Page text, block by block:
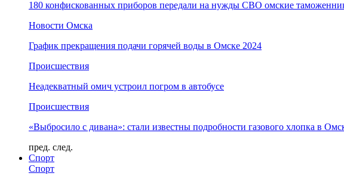
180 конфискованных приборов передали на нужды СВО омские
Новости Омска
График прекращения подачи горячей воды в Омске 2024
Происшествия
Неадекватный омич устроил погром в автобусе
Происшествия
«Выбросило с дивана»: стали известны подробности газового хлопка в
пред. след.
Спорт
Спорт